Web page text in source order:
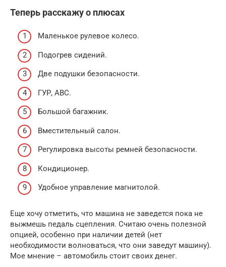
Теперь расскажу о плюсах
Маленькое рулевое колесо.
Подогрев сидений.
Две подушки безопасности.
ГУР, АВС.
Большой багажник.
Вместительный салон.
Регулировка высоты ремней безопасности.
Кондиционер.
Удобное управление магнитолой.
Еще хочу отметить, что машина не заведется пока не
выжмешь педаль сцепления. Считаю очень полезной
опцией, особенно при наличии детей (нет
необходимости волноваться, что они заведут машину).
Мое мнение – автомобиль стоит своих денег.